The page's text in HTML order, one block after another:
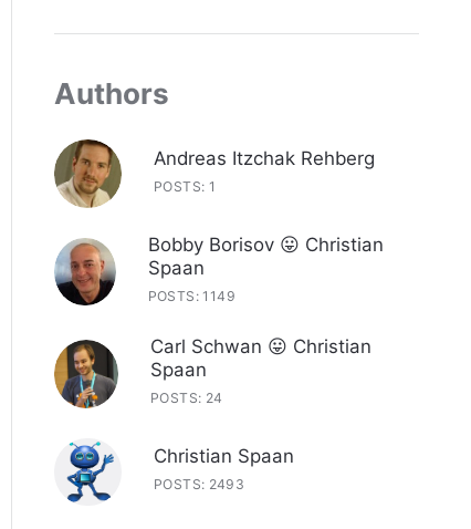
Authors
Andreas Itzchak Rehberg
POSTS: 1
Bobby Borisov 😛 Christian
Spaan
POSTS: 1149
Carl Schwan 😛 Christian
Spaan
POSTS: 24
Christian Spaan
POSTS: 2493